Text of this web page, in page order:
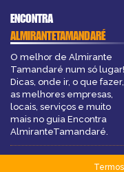
ENCONTRA
ALMIRANTETAMANDARÉ
O melhor de Almirante
Tamandaré num só lugar!
Dicas, onde ir, o que fazer,
as melhores empresas,
locais, serviços e muito
mais no guia Encontra
AlmiranteTamandaré.
Termos